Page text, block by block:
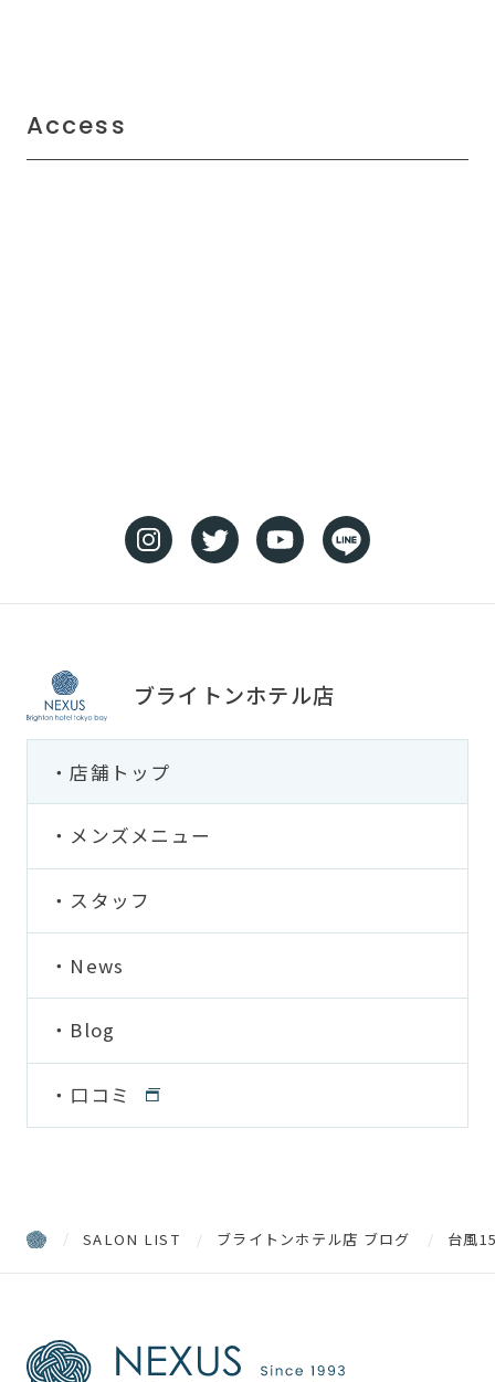
Access
ブライトンホテル店
店舗トップ
メンズメニュー
スタッフ
News
Blog
口コミ
SALON LIST ブライトンホテル店 ブログ 台風